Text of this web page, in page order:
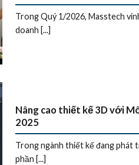
Trong Quý 1/2026, Masstech
doanh [...]
Nâng cao thiết kế 3D với
2025
Trong ngành thiết kế đang phát
phần [...]